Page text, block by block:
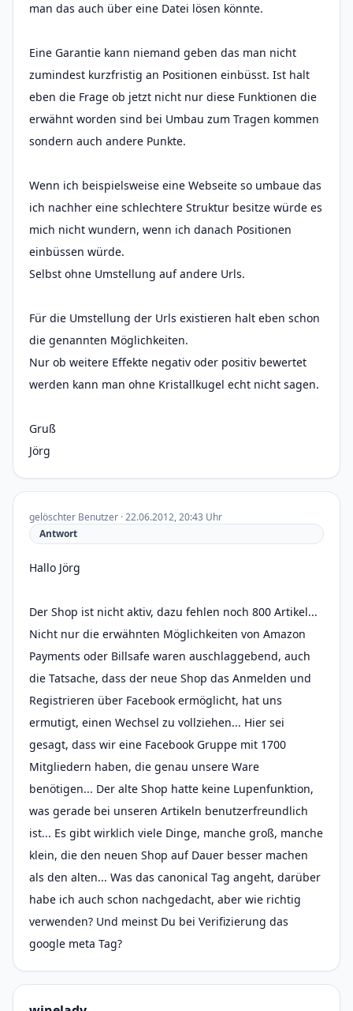
man das auch über eine Datei lösen könnte.
Eine Garantie kann niemand geben das man nicht
zumindest kurzfristig an Positionen einbüsst. Ist halt
eben die Frage ob jetzt nicht nur diese Funktionen die
erwähnt worden sind bei Umbau zum Tragen kommen
sondern auch andere Punkte.
Wenn ich beispielsweise eine Webseite so umbaue das
ich nachher eine schlechtere Struktur besitze würde es
mich nicht wundern, wenn ich danach Positionen
einbüssen würde.
Selbst ohne Umstellung auf andere Urls.
Für die Umstellung der Urls existieren halt eben schon
die genannten Möglichkeiten.
Nur ob weitere Effekte negativ oder positiv bewertet
werden kann man ohne Kristallkugel echt nicht sagen.
Gruß
Jörg
gelöschter Benutzer · 22.06.2012, 20:43 Uhr
Antwort
Hallo Jörg
Der Shop ist nicht aktiv, dazu fehlen noch 800 Artikel...
Nicht nur die erwähnten Möglichkeiten von Amazon
Payments oder Billsafe waren auschlaggebend, auch
die Tatsache, dass der neue Shop das Anmelden und
Registrieren über Facebook ermöglicht, hat uns
ermutigt, einen Wechsel zu vollziehen... Hier sei
gesagt, dass wir eine Facebook Gruppe mit 1700
Mitgliedern haben, die genau unsere Ware
benötigen... Der alte Shop hatte keine Lupenfunktion,
was gerade bei unseren Artikeln benutzerfreundlich
ist... Es gibt wirklich viele Dinge, manche groß, manche
klein, die den neuen Shop auf Dauer besser machen
als den alten... Was das canonical Tag angeht, darüber
habe ich auch schon nachgedacht, aber wie richtig
verwenden? Und meinst Du bei Verifizierung das
google meta Tag?